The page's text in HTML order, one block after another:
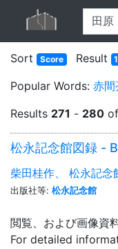
Sort
Score Result
Popular Words: 赤間
Results 271 - 280 of
松永記念館図録 -
柴田桂作、 松永記念
出版社等: 松永記念館
閲覧、および画像資
For detailed